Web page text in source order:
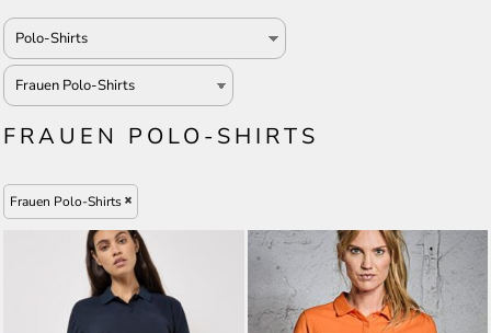
FRAUEN POLO-SHIRTS
Frauen Polo-Shirts